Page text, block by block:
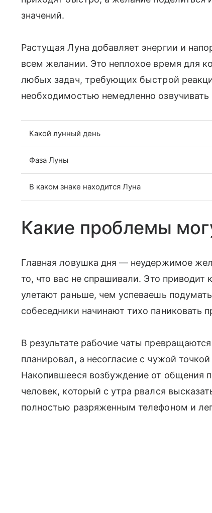
значений.
Растущая Луна добавляет энергии и
всем желании. Это неплохое время для
любых задач, требующих быстрой
необходимостью немедленно
Какой лунный день
Фаза Луны
В каком знаке находится Луна
Какие проблемы
Главная ловушка дня — неудержимое
то, что вас не спрашивали. Это приводит
улетают раньше, чем успеваешь
собеседники начинают тихо паниковать
В результате рабочие чаты
планировал, а несогласие с чужой
Накопившееся возбуждение от общения
человек, который с утра рвался
полностью разряженным телефоном и